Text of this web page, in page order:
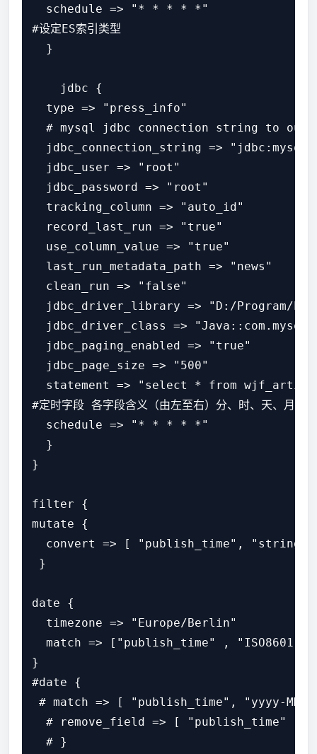
  schedule => "* * * * *"
#设定ES索引类型
  }
    jdbc {
  type => "press_info"
# mysql jdbc connection string to our
jdbc_connection_string =>
  jdbc_user => "root"
  jdbc_password => "root"
  tracking_column => "auto_id"
  record_last_run => "true"
  use_column_value => "true"
  last_run_metadata_path => "news"
  clean_run => "false"
jdbc_driver_library => "D:/Program/
jdbc_driver_class =>
  jdbc_paging_enabled => "true"
  jdbc_page_size => "500"
statement => "select * from
#定时字段 各字段含义（由左至右）分、时、天、月、
  schedule => "* * * * *"
  }
}
filter {
mutate {
convert => [ "publish_time", "string"
}
date {
  timezone => "Europe/Berlin"
match => ["publish_time" , "ISO8601",
}
#date {
# match => [ "publish_time", "yyyy-MM-
  # remove_field => [ "publish_time" ]
  # }